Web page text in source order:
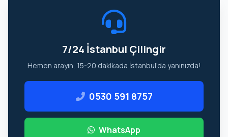
7/24 İstanbul Çilingir
Hemen arayın, 15-20 dakikada İstanbul’da yanınızda!
0530 591 8757
WhatsApp